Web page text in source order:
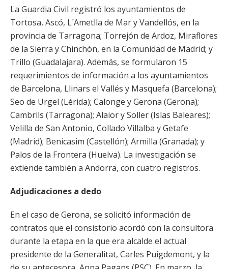
La Guardia Civil registró los ayuntamientos de
Tortosa, Ascó, L´Ametlla de Mar y Vandellós, en la
provincia de Tarragona; Torrejón de Ardoz, Miraflores
de la Sierra y Chinchón, en la Comunidad de Madrid; y
Trillo (Guadalajara). Además, se formularon 15
requerimientos de información a los ayuntamientos
de Barcelona, Llinars el Vallés y Masquefa (Barcelona);
Seo de Urgel (Lérida); Calonge y Gerona (Gerona);
Cambrils (Tarragona); Alaior y Soller (Islas Baleares);
Velilla de San Antonio, Collado Villalba y Getafe
(Madrid); Benicasim (Castellón); Armilla (Granada); y
Palos de la Frontera (Huelva). La investigación se
extiende también a Andorra, con cuatro registros.
Adjudicaciones a dedo
En el caso de Gerona, se solicitó información de
contratos que el consistorio acordó con la consultora
durante la etapa en la que era alcalde el actual
presidente de la Generalitat, Carles Puigdemont, y la